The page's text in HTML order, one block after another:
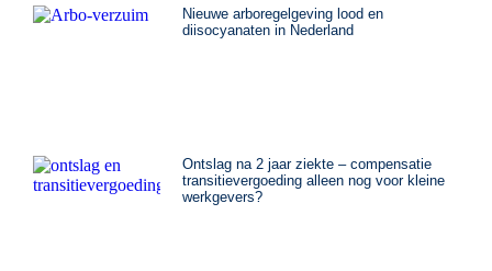
Nieuwe arboregelgeving lood en
diisocyanaten in Nederland
Ontslag na 2 jaar ziekte – compensatie
transitievergoeding alleen nog voor kleine
werkgevers?